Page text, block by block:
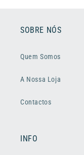
SOBRE NÓS
Quem Somos
A Nossa Loja
Contactos
INFO